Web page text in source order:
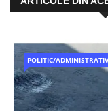
POLITIC/